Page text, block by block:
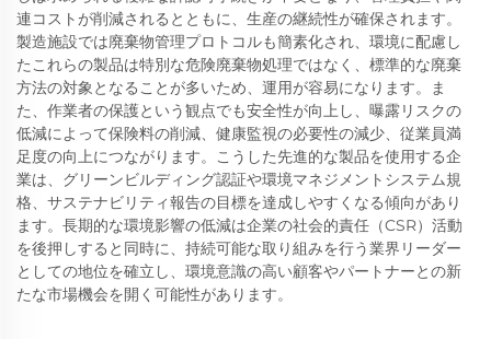
連コストが削減されるとともに、生産の継続性が確保されます。
製造施設では廃棄物管理プロトコルも簡素化され、環境に配慮し
たこれらの製品は特別な危険廃棄物処理ではなく、標準的な廃棄
方法の対象となることが多いため、運用が容易になります。ま
た、作業者の保護という観点でも安全性が向上し、曝露リスクの
低減によって保険料の削減、健康監視の必要性の減少、従業員満
足度の向上につながります。こうした先進的な製品を使用する企
業は、グリーンビルディング認証や環境マネジメントシステム規
格、サステナビリティ報告の目標を達成しやすくなる傾向があり
ます。長期的な環境影響の低減は企業の社会的責任（CSR）活動
を後押しすると同時に、持続可能な取り組みを行う業界リーダー
としての地位を確立し、環境意識の高い顧客やパートナーとの新
たな市場機会を開く可能性があります。